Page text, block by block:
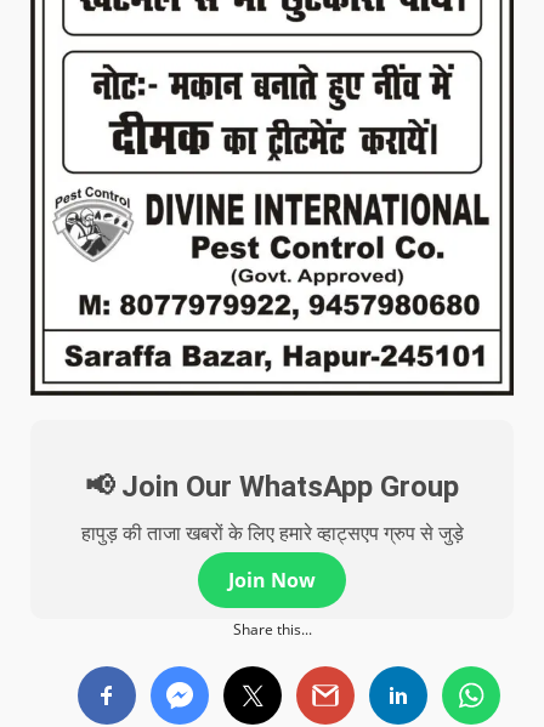
📢 Join Our WhatsApp Group
हापुड़ की ताजा खबरों के लिए हमारे व्हाट्सएप ग्रुप से जुड़े
Join Now
Share this...